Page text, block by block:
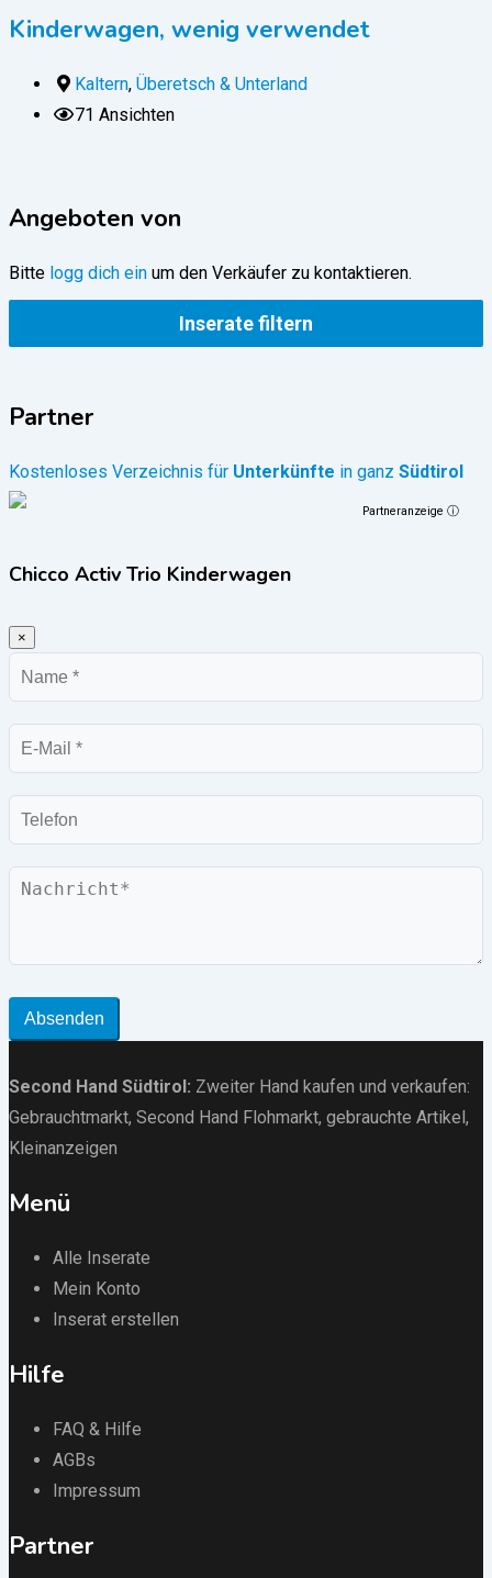
Kinderwagen, wenig verwendet
Kaltern, Überetsch & Unterland
71 Ansichten
Angeboten von
Bitte logg dich ein um den Verkäufer zu kontaktieren.
Inserate filtern
Partner
Kostenloses Verzeichnis für Unterkünfte in ganz Südtirol
Partneranzeige ⓘ
Chicco Activ Trio Kinderwagen
×
Name
E-
Mail
Telefon
Nachricht
Absenden
Second Hand Südtirol : Zweiter Hand kaufen und verkaufen:
Gebrauchtmarkt, Second Hand Flohmarkt, gebrauchte Artikel ,
Kleinanzeigen
Menü
Alle Inserate
Mein Konto
Inserat erstellen
Hilfe
FAQ & Hilfe
AGBs
Impressum
Partner